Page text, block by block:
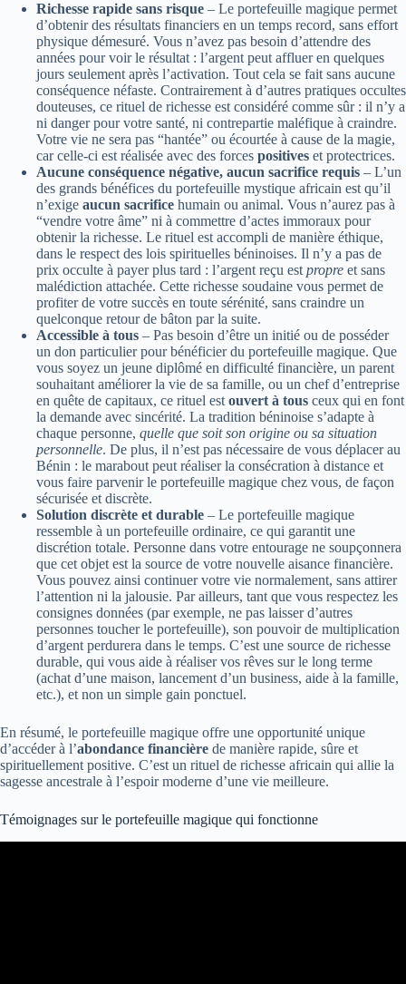
Richesse rapide sans risque – Le portefeuille magique permet
d’obtenir des résultats financiers en un temps record, sans effort
physique démesuré. Vous n’avez pas besoin d’attendre des
années pour voir le résultat : l’argent peut affluer en quelques
jours seulement après l’activation. Tout cela se fait sans aucune
conséquence néfaste. Contrairement à d’autres pratiques occultes
douteuses, ce rituel de richesse est considéré comme sûr : il n’y a
ni danger pour votre santé, ni contrepartie maléfique à craindre.
Votre vie ne sera pas “hantée” ou écourtée à cause de la magie,
car celle-ci est réalisée avec des forces positives et protectrices.
Aucune conséquence négative, aucun sacrifice requis – L’un
des grands bénéfices du portefeuille mystique africain est qu’il
n’exige aucun sacrifice humain ou animal. Vous n’aurez pas à
“vendre votre âme” ni à commettre d’actes immoraux pour
obtenir la richesse. Le rituel est accompli de manière éthique,
dans le respect des lois spirituelles béninoises. Il n’y a pas de
prix occulte à payer plus tard : l’argent reçu est propre et sans
malédiction attachée. Cette richesse soudaine vous permet de
profiter de votre succès en toute sérénité, sans craindre un
quelconque retour de bâton par la suite.
Accessible à tous – Pas besoin d’être un initié ou de posséder
un don particulier pour bénéficier du portefeuille magique. Que
vous soyez un jeune diplômé en difficulté financière, un parent
souhaitant améliorer la vie de sa famille, ou un chef d’entreprise
en quête de capitaux, ce rituel est ouvert à tous ceux qui en font
la demande avec sincérité. La tradition béninoise s’adapte à
chaque personne, quelle que soit son origine ou sa situation
personnelle. De plus, il n’est pas nécessaire de vous déplacer au
Bénin : le marabout peut réaliser la consécration à distance et
vous faire parvenir le portefeuille magique chez vous, de façon
sécurisée et discrète.
Solution discrète et durable – Le portefeuille magique
ressemble à un portefeuille ordinaire, ce qui garantit une
discrétion totale. Personne dans votre entourage ne soupçonnera
que cet objet est la source de votre nouvelle aisance financière.
Vous pouvez ainsi continuer votre vie normalement, sans attirer
l’attention ni la jalousie. Par ailleurs, tant que vous respectez les
consignes données (par exemple, ne pas laisser d’autres
personnes toucher le portefeuille), son pouvoir de multiplication
d’argent perdurera dans le temps. C’est une source de richesse
durable, qui vous aide à réaliser vos rêves sur le long terme
(achat d’une maison, lancement d’un business, aide à la famille,
etc.), et non un simple gain ponctuel.
En résumé, le portefeuille magique offre une opportunité unique
d’accéder à l’abondance financière de manière rapide, sûre et
spirituellement positive. C’est un rituel de richesse africain qui allie la
sagesse ancestrale à l’espoir moderne d’une vie meilleure.
Témoignages sur le portefeuille magique qui fonctionne